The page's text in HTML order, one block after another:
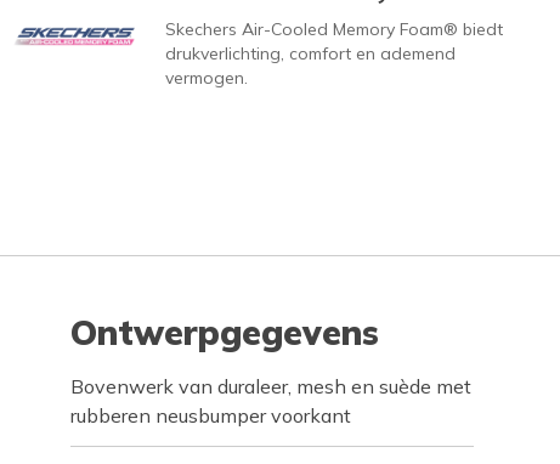
Skechers Air-Cooled Memory Foam® biedt
drukverlichting, comfort en ademend
vermogen.
Ontwerpgegevens
Bovenwerk van duraleer, mesh en suède met
rubberen neusbumper voorkant